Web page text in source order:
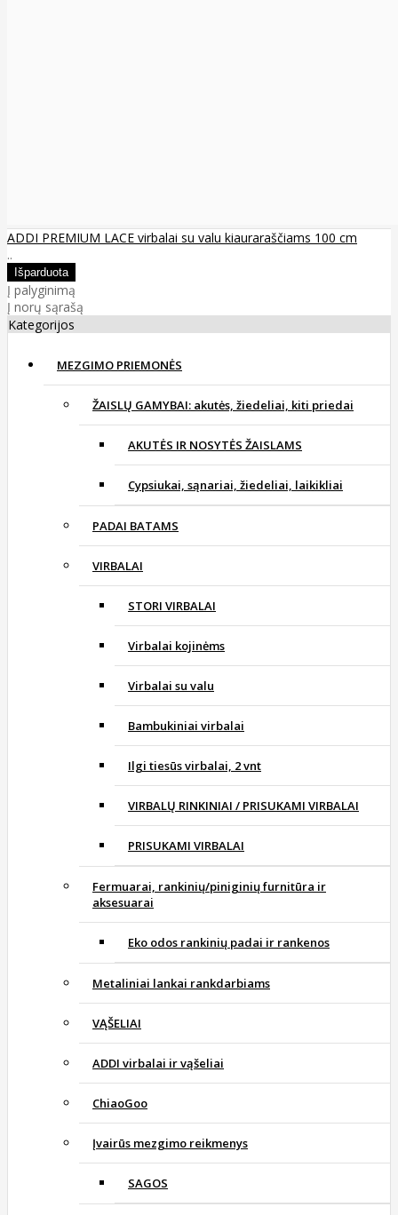
ADDI PREMIUM LACE virbalai su valu kiauraraščiams 100 cm
..
Į palyginimą
Į norų sąrašą
Kategorijos
MEZGIMO PRIEMONĖS
ŽAISLŲ GAMYBAI: akutės, žiedeliai, kiti priedai
AKUTĖS IR NOSYTĖS ŽAISLAMS
Cypsiukai, sąnariai, žiedeliai, laikikliai
PADAI BATAMS
VIRBALAI
STORI VIRBALAI
Virbalai kojinėms
Virbalai su valu
Bambukiniai virbalai
Ilgi tiesūs virbalai, 2 vnt
VIRBALŲ RINKINIAI / PRISUKAMI VIRBALAI
PRISUKAMI VIRBALAI
Fermuarai, rankinių/piniginių furnitūra ir
aksesuarai
Eko odos rankinių padai ir rankenos
Metaliniai lankai rankdarbiams
VĄŠELIAI
ADDI virbalai ir vąšeliai
ChiaoGoo
Įvairūs mezgimo reikmenys
SAGOS